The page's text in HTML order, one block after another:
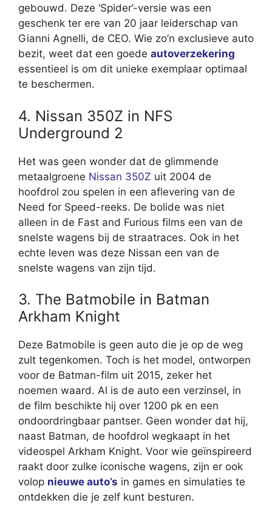
gebouwd. Deze ‘Spider’-versie was een
geschenk ter ere van 20 jaar leiderschap van
Gianni Agnelli, de CEO. Wie zo’n exclusieve auto
bezit, weet dat een goede autoverzekering
essentieel is om dit unieke exemplaar optimaal
te beschermen.
4. Nissan 350Z in NFS
Underground 2
Het was geen wonder dat de glimmende
metaalgroene Nissan 350Z uit 2004 de
hoofdrol zou spelen in een aflevering van de
Need for Speed-reeks. De bolide was niet
alleen in de Fast and Furious films een van de
snelste wagens bij de straatraces. Ook in het
echte leven was deze Nissan een van de
snelste wagens van zijn tijd.
3. The Batmobile in Batman
Arkham Knight
Deze Batmobile is geen auto die je op de weg
zult tegenkomen. Toch is het model, ontworpen
voor de Batman-film uit 2015, zeker het
noemen waard. Al is de auto een verzinsel, in
de film beschikte hij over 1200 pk en een
ondoordringbaar pantser. Geen wonder dat hij,
naast Batman, de hoofdrol wegkaapt in het
videospel Arkham Knight. Voor wie geïnspireerd
raakt door zulke iconische wagens, zijn er ook
volop nieuwe auto’s in games en simulaties te
ontdekken die je zelf kunt besturen.